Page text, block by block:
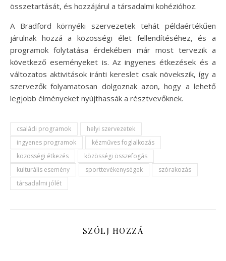
összetartását, és hozzájárul a társadalmi kohézióhoz.
A Bradford környéki szervezetek tehát példaértékűen
járulnak hozzá a közösségi élet fellendítéséhez, és a
programok folytatása érdekében már most tervezik a
következő eseményeket is. Az ingyenes étkezések és a
változatos aktivitások iránti kereslet csak növekszik, így a
szervezők folyamatosan dolgoznak azon, hogy a lehető
legjobb élményeket nyújthassák a résztvevőknek.
családi programok
helyi szervezetek
ingyenes programok
kézműves foglalkozás
közösségi étkezés
közösségi összefogás
kulturális esemény
sporttevékenységek
szórakozás
társadalmi jólét
SZÓLJ HOZZÁ